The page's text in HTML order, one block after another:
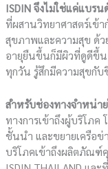
ISDIN จึงไม่ใช่แค่แบร
ที่ผสานวิทยาศาสตร์เข้
สุขภาพและความสุข ด้ว
อายุยืนขึ้นก็มีผิวที่ดูดีขึ้น
ทุกวัน รู้สึกมีความสุขกั
สำหรับช่องทางจำหน่า
ทางการเข้าถึงผู้บริโภ
ชั้นนำ และขยายเครือข่
บริโภคเข้าถึงผลิตภัณ